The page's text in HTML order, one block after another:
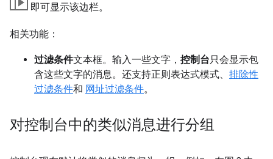
即可显示该边栏。
相关功能：
过滤条件文本框。输入一些文字， 控制台只会显示包
含这些文字的消息。还支持正则表达式模式、 排除性
过滤条件和 网址过滤条件。
对控制台中的类似消息进行分组